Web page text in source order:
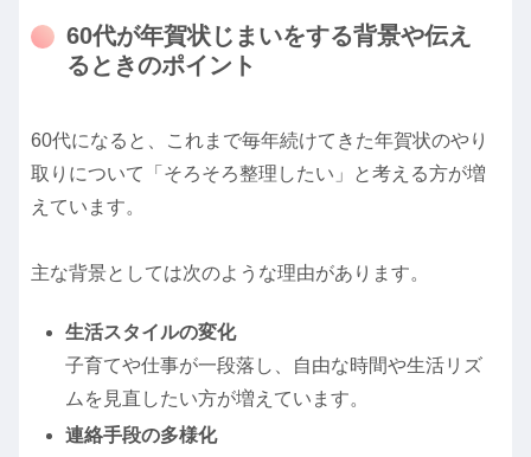
60代が年賀状じまいをする背景や伝え
るときのポイント
60代になると、これまで毎年続けてきた年賀状のやり
取りについて「そろそろ整理したい」と考える方が増
えています。
主な背景としては次のような理由があります。
生活スタイルの変化
子育てや仕事が一段落し、自由な時間や生活リズ
ムを見直したい方が増えています。
連絡手段の多様化